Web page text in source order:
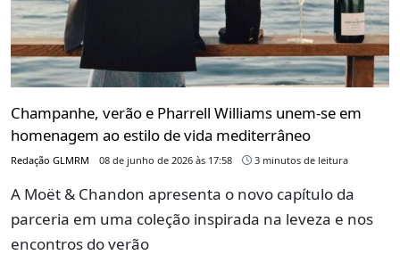
Champanhe, verão e Pharrell Williams unem-se em
homenagem ao estilo de vida mediterrâneo
Redação GLMRM 08 de junho de 2026 às 17:58 3 minutos de leitura
A Moët & Chandon apresenta o novo capítulo da
parceria em uma coleção inspirada na leveza e nos
encontros do verão